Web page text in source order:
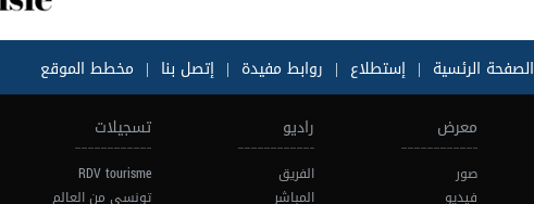
الصفحة الرئسية | إستطلاع | روابط مفيدة | إتصل بنا | مخطط الموقع
معرض
صور
فيديو
راديو
الفريق
المباشر
تسجيلات
RDV tourisme
تونسي من العالم